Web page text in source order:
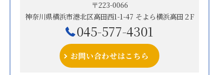
〒223-0066
神奈川県横浜市港北区高田西1-1-47 そよら横浜高田２F
045-577-4301
お問い合わせはこちら